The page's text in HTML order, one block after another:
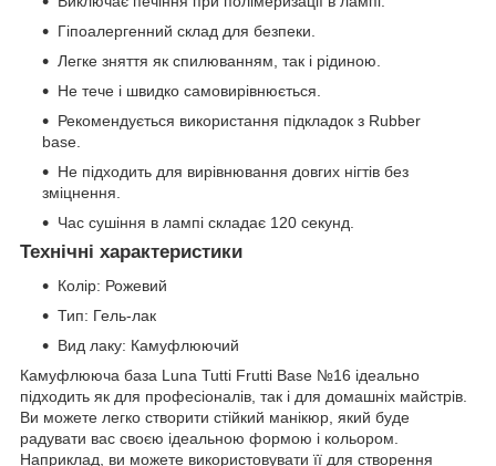
Гіпоалергенний склад для безпеки.
Легке зняття як спилюванням, так і рідиною.
Не тече і швидко самовирівнюється.
Рекомендується використання підкладок з Rubber
base.
Не підходить для вирівнювання довгих нігтів без
зміцнення.
Час сушіння в лампі складає 120 секунд.
Технічні характеристики
Колір: Рожевий
Тип: Гель-лак
Вид лаку: Камуфлюючий
Камуфлююча база Luna Tutti Frutti Base №16 ідеально
підходить як для професіоналів, так і для домашніх майстрів.
Ви можете легко створити стійкий манікюр, який буде
радувати вас своєю ідеальною формою і кольором.
Наприклад, ви можете використовувати її для створення